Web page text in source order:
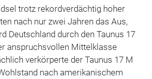
trotz rekordverdächtig hoher
nach nur zwei Jahren das Aus,
Deutschland durch den Taunus 17
anspruchsvollen Mittelklasse
verkörperte der Taunus 17 M
nach amerikanischem